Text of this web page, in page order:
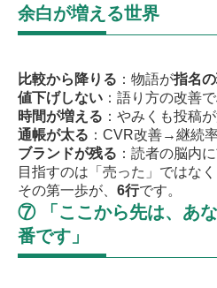
余白が増える世界
比較から降りる ：物語が指名
値下げしない ：語り方の改善で
時間が増える ：やみくも投稿が
通帳が太る ：CVR改善→継続
ブランドが残る ：読者の脳内
目指すのは「売った」ではな
その第一歩が、 6行です。
⑦ 「ここから先は、あ
番です」